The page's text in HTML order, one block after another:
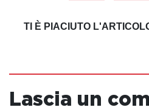
TI È PIACIUTO
Lascia un